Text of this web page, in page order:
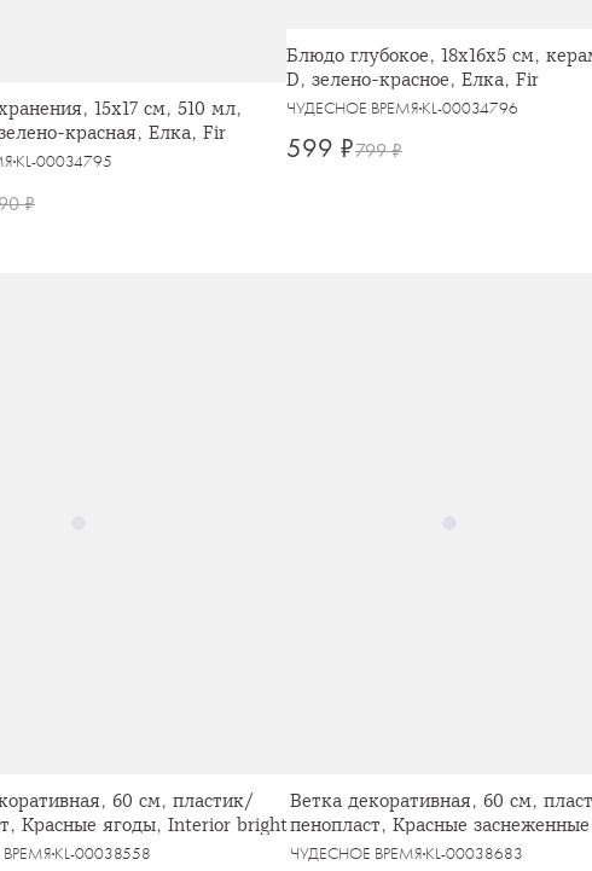
15x17 см, 510 мл,
красная, Елка, Fir
KL-00034795
₽
Блюдо глубокое, 18x16x5 см,
D, зелено-красное, Елка, Fir
ЧУДЕСНОЕ ВРЕМЯKL-00034796
599 ₽799 ₽
60 см, пластик/
Красные ягоды, Interior bright
KL-00038558
Ветка декоративная, 60 см,
пенопласт, Красные
Interior bright
ЧУДЕСНОЕ ВРЕМЯKL-00038683